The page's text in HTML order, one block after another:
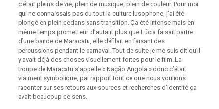
c’était pleins de vie, plein de musique, plein de couleur. Pour moi
qui ne connaissais pas du tout la culture lusophone, j’ai été
plongé en plein dedans sans transition. Ça été intense mais en
même temps prometteur, d’autant plus que Lúcia faisait partie
d’une bande de Maracatu, elle défilait en faisant des
percussions pendant le carnaval. Tout de suite je me suis dit qu’il
y avait déjà des choses visuellement fortes pour le film. La
troupe de Maracatu s’appelle « Nação Angola » donc c’était
vraiment symbolique, par rapport tout ce que nous voulions
raconter sur ses retours aux sources et recherches d’identité ça
avait beaucoup de sens.